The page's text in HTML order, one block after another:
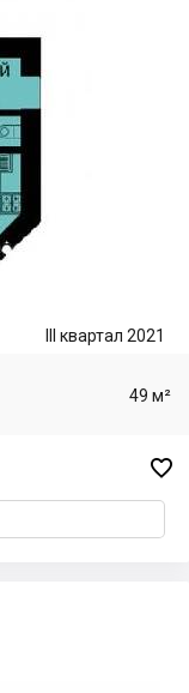
III квартал 2021
49 м²
